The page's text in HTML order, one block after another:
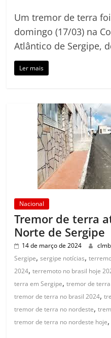
Um tremor de terra
domingo (17/03) na
Atlântico de Sergipe,
Ler mais
Nacional
Tremor de terra
Norte de Sergipe
14 de março de 2024
Sergipe,sergipe notícias,
2024,terremoto no brasil hoje
terra em Sergipe,tremor de
tremor de terra no brasil 2024,
tremor de terra no nordeste,
tremor de terra no nordeste hoje